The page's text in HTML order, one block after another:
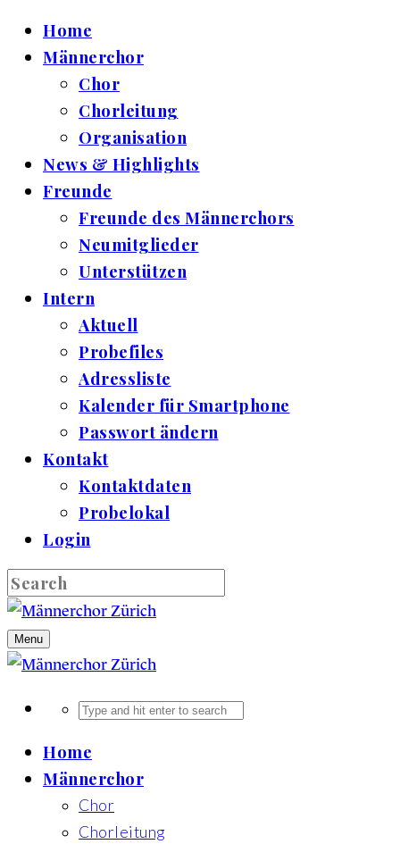
Home
Männerchor
Chor
Chorleitung
Organisation
News & Highlights
Freunde
Freunde des Männerchors
Neumitglieder
Unterstützen
Intern
Aktuell
Probefiles
Adressliste
Kalender für Smartphone
Passwort ändern
Kontakt
Kontaktdaten
Probelokal
Login
Menu
Home
Männerchor
Chor
Chorleitung